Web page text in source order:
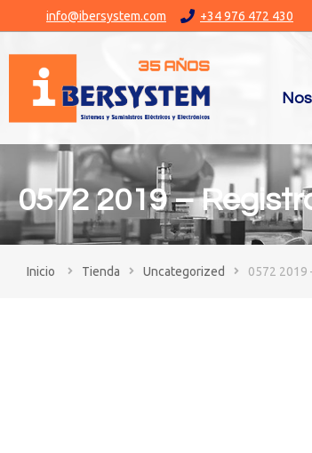
info@ibersystem.com +34 976 472 430
0572 2019 –
You are here:
Tienda Uncategorized 0572 2019